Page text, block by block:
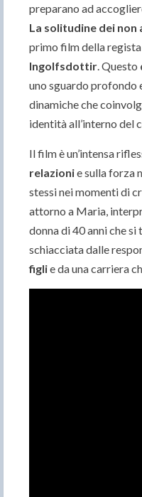
preparano ad
La solitudine dei non
primo film della
Ingolfsdottir. Questo
uno sguardo profondo
dinamiche che
identità all’interno del
Il film è un’intensa
relazionie sulla forza
stessi nei momenti di
attorno a Maria,
donna di 40 anni che
schiacciata dalle
figlie da una carriera